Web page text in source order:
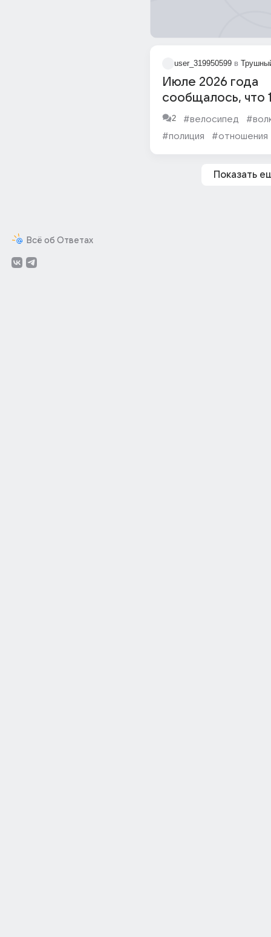
Всё об Ответах
user_319950599 в
Июле 2026 года
сообщалось, что
молодой человек
трюковом
2 #велосипед
#полиция
#отношения
Показать